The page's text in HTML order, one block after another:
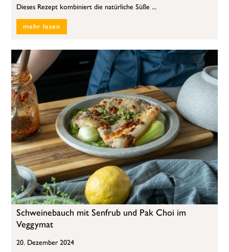
Dieses Rezept kombiniert die natürliche Süße ...
mehr lesen
Schweinebauch mit Senfrub und Pak Choi im
Veggymat
20. Dezember 2024